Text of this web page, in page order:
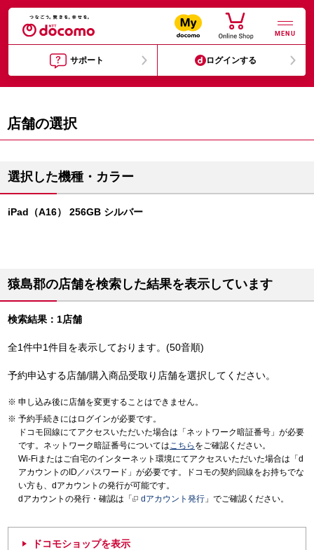
MENU
サポート ログインする
店舗の選択
選択した機種・カラー
iPad（A16） 256GB シルバー
猿島郡の店舗を検索した結果を表示しています
検索結果：1店舗
全1件中1件目を表示しております。(50音順)
予約申込する店舗/購入商品受取り店舗を選択してください。
申し込み後に店舗を変更することはできません。
予約手続きにはログインが必要です。
ドコモ回線にてアクセスいただいた場合は「ネットワーク暗証番号」が必要
です。ネットワーク暗証番号についてはこちら をご確認ください。
Wi-Fiまたはご自宅のインターネット環境にてアクセスいただいた場合は「d
アカウントのID／パスワード」が必要です。ドコモの契約回線をお持ちでな
い方も、dアカウントの発行が可能です。
dアカウントの発行・確認は「
dアカウント発行 」でご確認ください。
ドコモショップを表示